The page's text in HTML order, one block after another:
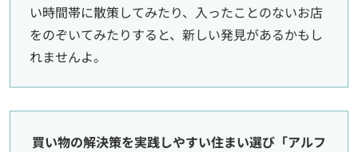
い時間帯に散策してみたり、入ったことのないお店
をのぞいてみたりすると、新しい発見があるかもし
れませんよ。
買い物の解決策を実践しやすい住まい選び「アルフ